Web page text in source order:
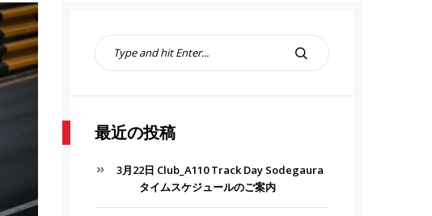
S
e
r
h
f
S
最近の投稿
3月22日 Club_A110 Track Day Sodegaura
タイムスケジュールのご案内